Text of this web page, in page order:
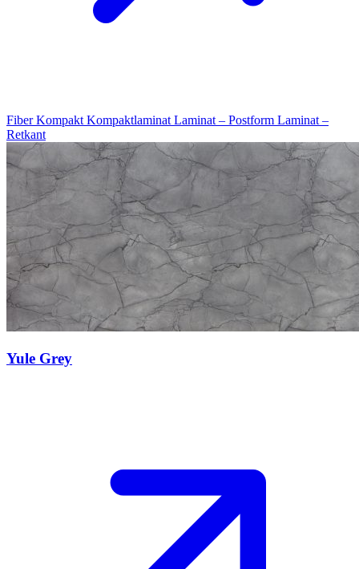
Fiber Kompakt Kompaktlaminat Laminat – Postform Laminat –
Retkant
Yule Grey